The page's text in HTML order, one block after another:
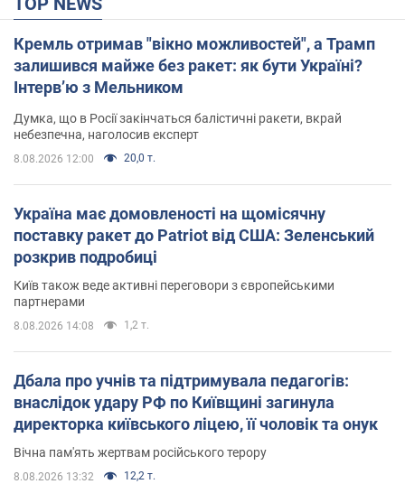
Кремль отримав "вікно можливостей", а Трамп
залишився майже без ракет: як бути Україні?
Інтерв’ю з Мельником
Думка, що в Росії закінчаться балістичні ракети, вкрай
небезпечна, наголосив експерт
8.08.2026 12:00 20,0 т.
Україна має домовленості на щомісячну
поставку ракет до Patriot від США: Зеленський
розкрив подробиці
Київ також веде активні переговори з європейськими
партнерами
8.08.2026 14:08 1,2 т.
Дбала про учнів та підтримувала педагогів:
внаслідок удару РФ по Київщині загинула
директорка київського ліцею, її чоловік та онук
Вічна пам'ять жертвам російського терору
8.08.2026 13:32 12,2 т.